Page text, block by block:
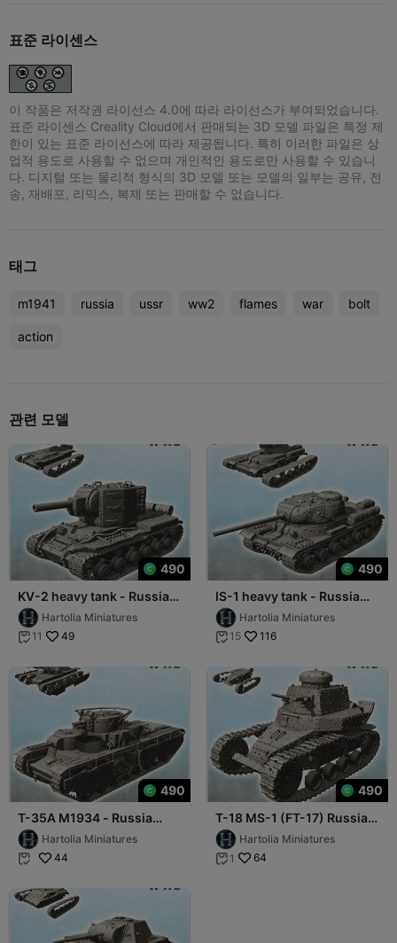
표준 라이센스
이 작품은 저작권 라이선스 4.0에 따라 라이선스가 부여되었습니다.
표준 라이센스 Creality Cloud에서 판매되는 3D 모델 파일은 특정 제
한이 있는 표준 라이선스에 따라 제공됩니다. 특히 이러한 파일은 상
업적 용도로 사용할 수 없으며 개인적인 용도로만 사용할 수 있습니
다. 디지털 또는 물리적 형식의 3D 모델 또는 모델의 일부는 공유, 전
송, 재배포, 리믹스, 복제 또는 판매할 수 없습니다.
태그
m1941 russia ussr ww2 flames war bolt
action
관련 모델
490
KV-2 heavy tank - Russia
USSR WW2 Flames of War
Bolt Action
Hartolia Miniatures
 11 49
490
IS-1 heavy tank - Russia
USSR WW2 Flames of War
Bolt Action
Hartolia Miniatures
 15 116
490
T-35A M1934 - Russia
USSR WW2 Flames of War
Bolt Action
Hartolia Miniatures
 44
490
T-18 MS-1 (FT-17) Russia
USSR WW2 Flames of War
Bolt Action
Hartolia Miniatures
 1 64